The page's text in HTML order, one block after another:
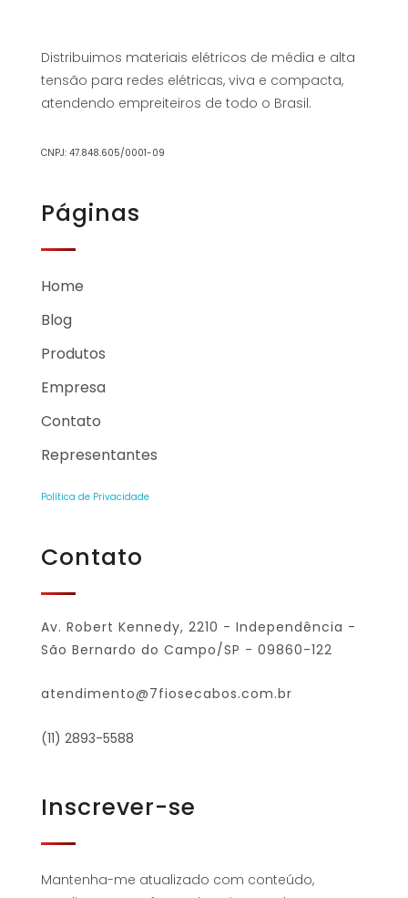
Distribuimos materiais elétricos de média e alta
tensão para redes elétricas, viva e compacta,
atendendo empreiteiros de todo o Brasil.
CNPJ: 47.848.605/0001-09
Páginas
Home
Blog
Produtos
Empresa
Contato
Representantes
Política de Privacidade
Contato
Av. Robert Kennedy, 2210 - Independência -
São Bernardo do Campo/SP - 09860-122
atendimento@7fiosecabos.com.br
(11) 2893-5588
Inscrever-se
Mantenha-me atualizado com conteúdo,